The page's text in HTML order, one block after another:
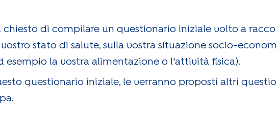
chiesto di compilare un questionario iniziale volto a
stato di salute, sulla vostra situazione socio-
esempio la vostra alimentazione o l'attività fisica).
questionario iniziale, le verranno proposti altri